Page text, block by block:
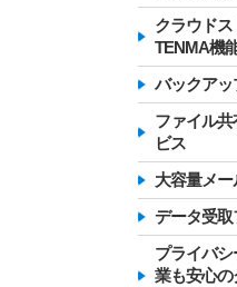
クラウド
TENMA機
バックア
ファイル
ビス
大容量メ
データ受取
プライバ
業も安心の